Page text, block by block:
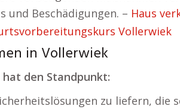
und Beschädigungen. – Haus
Vollerwiek
in Vollerwiek
den Standpunkt:
zu liefern, die